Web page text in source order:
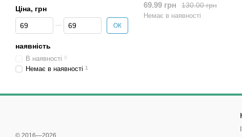
130.00 грн
69.99 грн
Немає в наявності
Ціна, грн
Від Ціна, грн
До Ціна, грн ОК
наявність
В наявності 0
Немає в наявності 1
© 2016—2026